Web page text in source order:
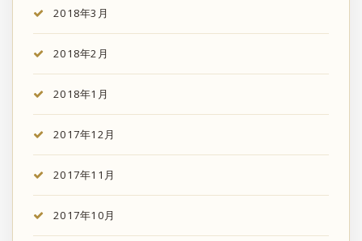
2018年3月
2018年2月
2018年1月
2017年12月
2017年11月
2017年10月